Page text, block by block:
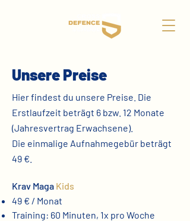
Unsere Preise
Hier findest du unsere Preise. Die
Erstlaufzeit beträgt 6 bzw. 12 Monate
(Jahresvertrag Erwachsene).
Die einmalige Aufnahmegebür beträgt
49 €.
Krav Maga Kids
49 € / Monat
Training: 60 Minuten, 1x pro Woche